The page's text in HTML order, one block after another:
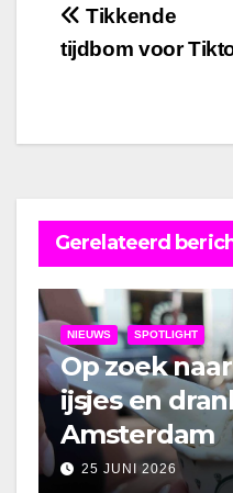
Bericht
navigatie
Tikkende
tijdbom voor
Gerelateerd
NIEUWS SPOTLIGHT
Op zoek
ijsjes en
Amsterdam
25 JUNI 2026